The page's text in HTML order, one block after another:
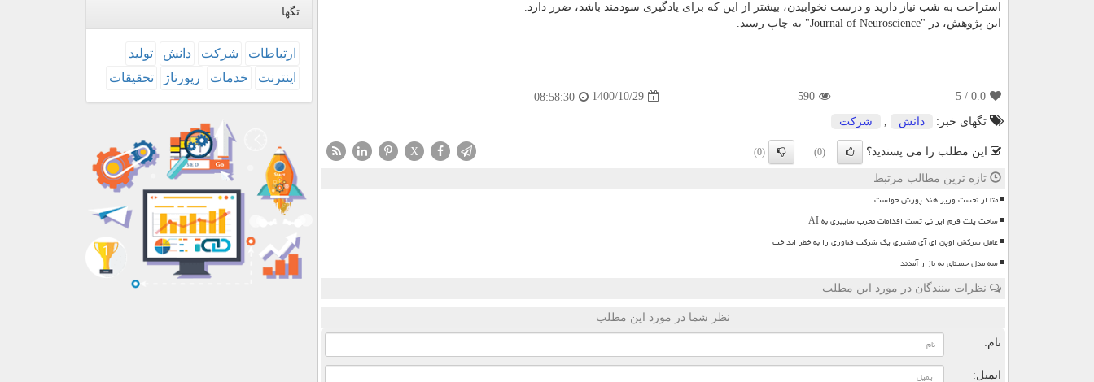
استراحت به شب نیاز دارید و درست نخوابیدن، بیشتر از این که برای یادگیری سودمند باشد، ضرر دارد.
این پژوهش، در "Journal of Neuroscience" به چاپ رسید.
0.0
/ 5
590
1400/10/29
08:58:30
تگهای خبر:
دانش شركت
این مطلب را می پسندید؟ (0)
(0)
X
تازه ترین مطالب مرتبط
متا از نخست وزیر هند پوزش خواست
ساخت پلت فرم ایرانی تست اقدامات مخرب سایبری به AI
عامل سرکش اوپن ای آی مشتری یک شرکت فناوری را به خطر انداخت
سه مدل جمینای به بازار آمدند
نظرات بینندگان در مورد این مطلب
نظر شما در مورد این مطلب
نام:
ایمیل:
تگها
ارتباطات شركت دانش
تولید
اینترنت
خدمات رپورتاژ تحقیقات